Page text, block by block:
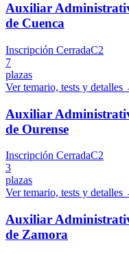
Auxiliar
de Cuenca
Inscripción CerradaC2
7
plazas
Ver temario, tests y detalles
Auxiliar
de Ourense
Inscripción CerradaC2
3
plazas
Ver temario, tests y detalles
Auxiliar
de Zamora